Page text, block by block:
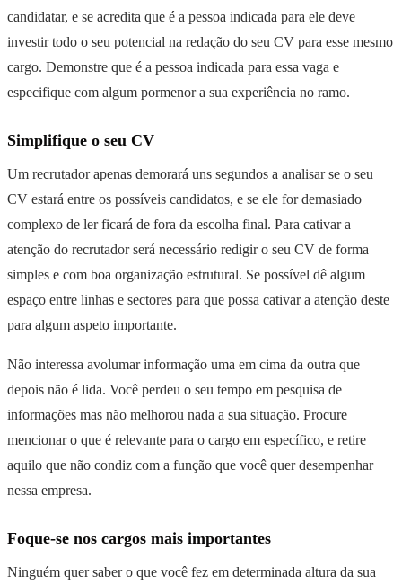
candidatar, e se acredita que é a pessoa indicada para ele deve
investir todo o seu potencial na redação do seu CV para esse mesmo
cargo. Demonstre que é a pessoa indicada para essa vaga e
especifique com algum pormenor a sua experiência no ramo.
Simplifique o seu CV
Um recrutador apenas demorará uns segundos a analisar se o seu
CV estará entre os possíveis candidatos, e se ele for demasiado
complexo de ler ficará de fora da escolha final. Para cativar a
atenção do recrutador será necessário redigir o seu CV de forma
simples e com boa organização estrutural. Se possível dê algum
espaço entre linhas e sectores para que possa cativar a atenção deste
para algum aspeto importante.
Não interessa avolumar informação uma em cima da outra que
depois não é lida. Você perdeu o seu tempo em pesquisa de
informações mas não melhorou nada a sua situação. Procure
mencionar o que é relevante para o cargo em específico, e retire
aquilo que não condiz com a função que você quer desempenhar
nessa empresa.
Foque-se nos cargos mais importantes
Ninguém quer saber o que você fez em determinada altura da sua